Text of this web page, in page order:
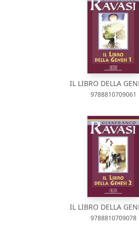
IL LIBRO DELLA
9788810709061
IL LIBRO DELLA
9788810709078